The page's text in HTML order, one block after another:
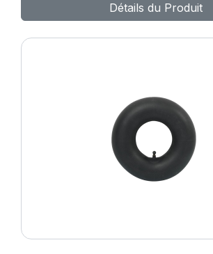
Détails du Produit